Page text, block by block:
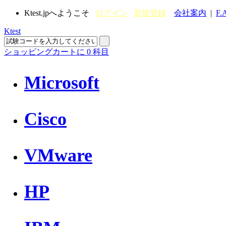
Ktest.jpへようこそ ログイン 新規登録 会社案内 |
Ktest
ショッピングカートに 0 科目
Microsoft
Cisco
VMware
HP